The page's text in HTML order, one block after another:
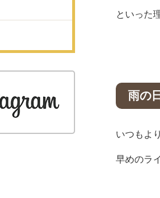
といった
雨の
いつもよ
早めのラ